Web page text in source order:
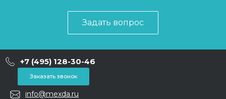
Задать вопрос
+7 (495) 128-30-46
Заказать звонок
info@mexda.ru